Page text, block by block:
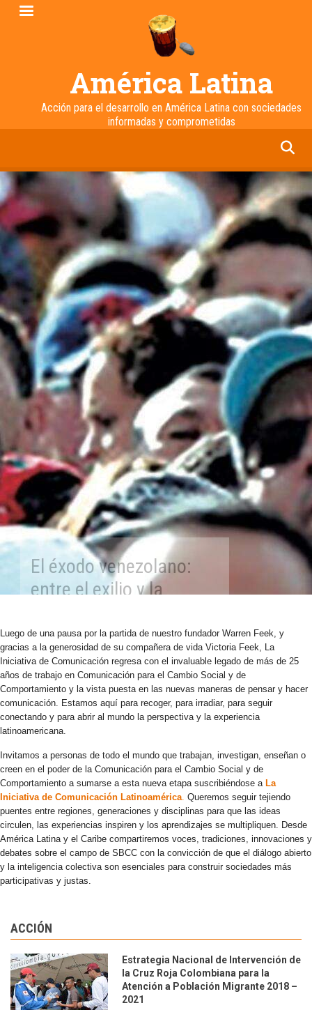
Pasar
América Latina
Acción para el desarrollo en América Latina con sociedades
informadas y comprometidas
El éxodo venezolano:
entre el exilio y la
emigración
Luego de una pausa por la partida de nuestro fundador Warren Feek, y
gracias a la generosidad de su compañera de vida Victoria Feek, La
Iniciativa de Comunicación regresa con el invaluable legado de más de 25
años de trabajo en Comunicación para el Cambio Social y de
Comportamiento y la vista puesta en las nuevas maneras de pensar y hacer
comunicación. Estamos aquí para recoger, para irradiar, para seguir
conectando y para abrir al mundo la perspectiva y la experiencia
latinoamericana.
Invitamos a personas de todo el mundo que trabajan, investigan, enseñan o
creen en el poder de la Comunicación para el Cambio Social y de
Comportamiento a sumarse a esta nueva etapa suscribiéndose a La
Iniciativa de Comunicación Latinoamérica. Queremos seguir tejiendo
puentes entre regiones, generaciones y disciplinas para que las ideas
circulen, las experiencias inspiren y los aprendizajes se multipliquen. Desde
América Latina y el Caribe compartiremos voces, tradiciones, innovaciones y
debates sobre el campo de SBCC con la convicción de que el diálogo abierto
y la inteligencia colectiva son esenciales para construir sociedades más
participativas y justas.
ACCIÓN
Estrategia Nacional de Intervención de
la Cruz Roja Colombiana para la
Atención a Población Migrante 2018 –
2021